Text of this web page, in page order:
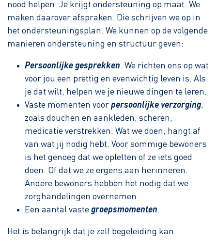
nood helpen. Je krijgt ondersteuning op maat. We
maken daarover afspraken. Die schrijven we op in
het ondersteuningsplan. We kunnen op de volgende
manieren ondersteuning en structuur geven:
Persoonlijke gesprekken. We richten ons op wat
voor jou een prettig en evenwichtig leven is. Als
je dat wilt, helpen we je nieuwe dingen te leren.
Vaste momenten voor persoonlijke verzorging,
zoals douchen en aankleden, scheren,
medicatie verstrekken. Wat we doen, hangt af
van wat jij nodig hebt. Voor sommige bewoners
is het genoeg dat we opletten of ze iets goed
doen. Of dat we ze ergens aan herinneren.
Andere bewoners hebben het nodig dat we
zorghandelingen overnemen.
Een aantal vaste groepsmomenten.
Het is belangrijk dat je zelf begeleiding kan